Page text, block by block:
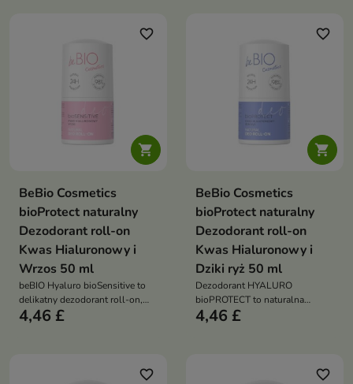

favorite_border
BeBio Cosmetics
bioProtect naturalny
Dezodorant roll-on
Kwas Hialuronowy i
Wrzos 50 ml
beBIO Hyaluro bioSensitive to
delikatny dezodorant roll-on,
który chroni przed zapachem,
4,46 £

favorite_border
BeBio Cosmetics
bioProtect naturalny
Dezodorant roll-on
Kwas Hialuronowy i
Dziki ryż 50 ml
Dezodorant HYALURO
bioPROTECT to naturalna
ochrona przed zapachem
4,46 £
favorite_border favorite_border